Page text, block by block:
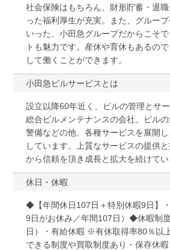
社会保険はもちろん、財形貯蓄・退
った福利厚生が充実。また、グルー
いった、小田急グループだからこそ
トも魅力です。産休や育休もあるの
して働くことができます。
小田急ビルサービスとは
設立以降60年近く、ビルの管理とサ
総合ビルメンテナンスの会社。ビルの
警備などの他、各種サービスを展開
しています。上質なサービスの提供
から信頼を頂き成長と拡大を続けてい
休日・休暇
◆【年間休日107日＋特別休暇9日】
9日がお休み／年間107日）◆休暇制
日）・有給休暇 ※有休取得率80％以
できる制度や買取制度あり・保存休